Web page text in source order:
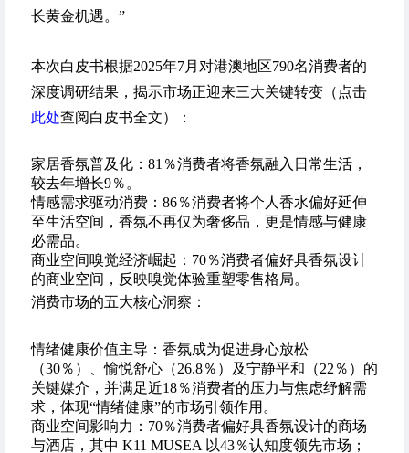
长黄金机遇。”
本次白皮书根据2025年7月对港澳地区790名消费者的
深度调研结果，揭示市场正迎来三大关键转变（点击
此处查阅白皮书全文）：
家居香氛普及化：81％消费者将香氛融入日常生活，
较去年增长9％。
情感需求驱动消费：86％消费者将个人香水偏好延伸
至生活空间，香氛不再仅为奢侈品，更是情感与健康
必需品。
商业空间嗅觉经济崛起：70％消费者偏好具香氛设计
的商业空间，反映嗅觉体验重塑零售格局。
消费市场的五大核心洞察：
情绪健康价值主导：香氛成为促进身心放松
（30％）、愉悦舒心（26.8％）及宁静平和（22％）的
关键媒介，并满足近18％消费者的压力与焦虑纾解需
求，体现“情绪健康”的市场引领作用。
商业空间影响力：70％消费者偏好具香氛设计的商场
与酒店，其中 K11 MUSEA 以43％认知度领先市场；